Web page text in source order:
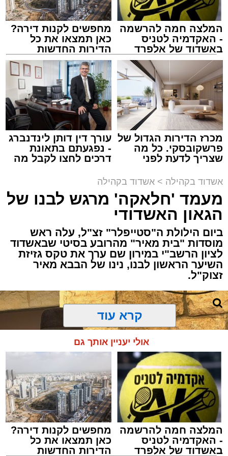
זה היה ארוע יוצא דופן. בלי מילים.
במשך שעות ארוכות של ליל שישי, נהנו המונים
מתושבי אשדוד מהארוע המרכזי של 'מעגלים'.
ואכן, כפי שהובטח, לא היה מדובר במופע שגרתי,
אלא במעמד של טיש חסידי אותנטי, שהצליח
לסחוף אליו את ההמונים מעומק ימי החולין - אל
תוך האווירה השבתית של חצרות הקודש.
המעמד, שהתקיים ביוזמת 'מעגלים', נערך
בראשות בעל המנגן ר' דודי קאליש, שידוע
בכישרונו להגיש יצירות עומק ברגש יהודי לוהט
ופנימי, כשלצידו ליד השולחן הסיבו, חבושי
שטריימלך, מקהלת "נגינה" המפוארת בליווי הרכב
מוזיקלי מורחב. ואכן, בשעות הבאות נסחפו
המשתתפים על גבי צליליה הענוגים של שבת
קודש, כשהם נהנים וחווים מקרוב את יצירות
המופת ממיטב חצרות החסידות, בהן בעלזא,
המלצה חמה להרשמה
- האקדמיה לטניס
באשדוד של אלפרד
קריאולנסקי - לילדים
מחפשים לקנות דירה?
כאן תמצאו את כל
הדירות החדשות
למכירה באשדוד >>>
מכרז הדירות הגדול של
פרשקובסקי. כל מה
שצריך לדעת לפני
באשדוד
עורך דין דותן לינדנברג
- נפגעתם בתאונת
דרכים לחצו לקבל מה
אשדוד בקהילה > אשדוד בקהילה
מעמד 'חלאקה' מרגש לבנו של
הגאון האשדודי
ביום הילולת ה"סטייפלר" זצ"ל, עלה ראש
מוסדות "בית מאיר" מהרובע בסיטי שבאשדוד
לציון הרשב"י במירון שם ערך את טקס גזיזת
השיער הראשון לבנו, נינו של הבבא מאיר
זצוק"ל.
קרא עוד
אולי יעניין אותך גם
המלצה חמה להרשמה
- האקדמיה לטניס
באשדוד של אלפרד
מחפשים לקנות דירה?
כאן תמצאו את כל
הדירות החדשות